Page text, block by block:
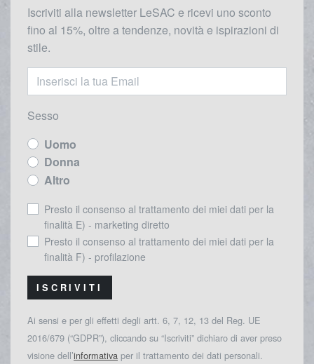
Iscriviti alla newsletter LeSAC e ricevi uno sconto
fino al 15%, oltre a tendenze, novità e ispirazioni di
stile.
Sesso
Uomo
Donna
Altro
Presto il consenso al trattamento dei miei dati per la
finalità E) - marketing diretto
Presto il consenso al trattamento dei miei dati per la
finalità F) - profilazione
ISCRIVITI
Ai sensi e per gli effetti degli artt. 6, 7, 12, 13 del Reg. UE
2016/679 (“GDPR”), cliccando su “Iscriviti” dichiaro di aver preso
visione dell’informativa per il trattamento dei dati personali.